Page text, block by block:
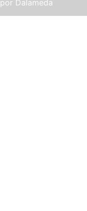
Dalameda